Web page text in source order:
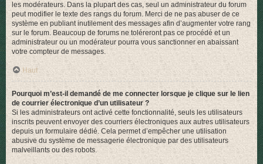
les modérateurs. Dans la plupart des cas, seul un administrateur du forum
peut modifier le texte des rangs du forum. Merci de ne pas abuser de ce
système en publiant inutilement des messages afin d’augmenter votre rang
sur le forum. Beaucoup de forums ne toléreront pas ce procédé et un
administrateur ou un modérateur pourra vous sanctionner en abaissant
votre compteur de messages.
Haut
Pourquoi m’est-il demandé de me connecter lorsque je clique sur le lien
de courrier électronique d’un utilisateur ?
Si les administrateurs ont activé cette fonctionnalité, seuls les utilisateurs
inscrits peuvent envoyer des courriers électroniques aux autres utilisateurs
depuis un formulaire dédié. Cela permet d’empêcher une utilisation
abusive du système de messagerie électronique par des utilisateurs
malveillants ou des robots.